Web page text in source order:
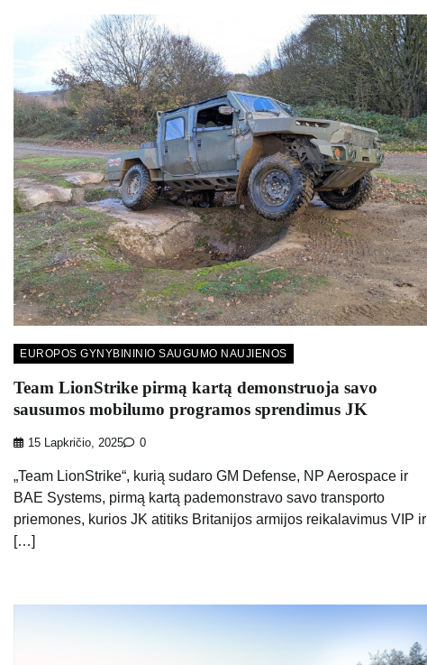
EUROPOS GYNYBININIO SAUGUMO NAUJIENOS
Team LionStrike pirmą kartą demonstruoja savo
sausumos mobilumo programos sprendimus JK
15 Lapkričio, 2025 0
„Team LionStrike“, kurią sudaro GM Defense, NP Aerospace ir
BAE Systems, pirmą kartą pademonstravo savo transporto
priemones, kurios JK atitiks Britanijos armijos reikalavimus VIP ir
[…]